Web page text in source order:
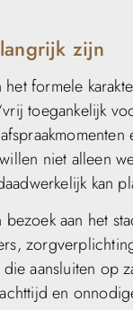
zijn
formele
toegankelijk
niet alleen
kan
aan het
aansluiten op
en